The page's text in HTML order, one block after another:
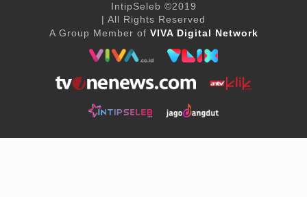
IntipSeleb ©2019
| All Rights Reserved
A Group Member of VIVA Digital Network